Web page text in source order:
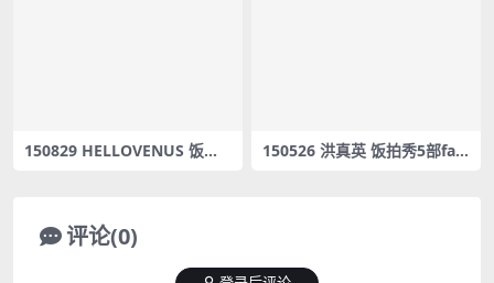
150829 HELLOVENUS 饭拍
150526 洪真英 饭拍秀5部fan
评论(0)